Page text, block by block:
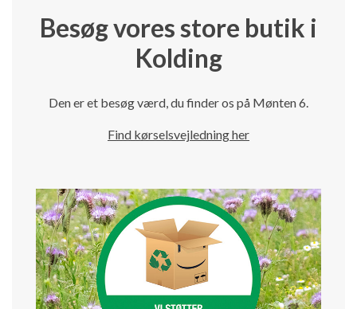
Besøg vores store butik i
Kolding
Den er et besøg værd, du finder os på Mønten 6.
Find kørselsvejledning her